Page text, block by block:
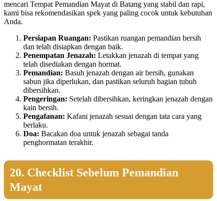
mencari Tempat Pemandian Mayat di Batang yang stabil dan rapi,
kami bisa rekomendasikan spek yang paling cocok untuk kebutuhan
Anda.
Persiapan Ruangan: Pastikan ruangan pemandian bersih
dan telah disiapkan dengan baik.
Penempatan Jenazah: Letakkan jenazah di tempat yang
telah disediakan dengan hormat.
Pemandian: Basuh jenazah dengan air bersih, gunakan
sabun jika diperlukan, dan pastikan seluruh bagian tubuh
dibersihkan.
Pengeringan: Setelah dibersihkan, keringkan jenazah dengan
kain bersih.
Pengafanan: Kafani jenazah sesuai dengan tata cara yang
berlaku.
Doa: Bacakan doa untuk jenazah sebagai tanda
penghormatan terakhir.
20. Checklist Sebelum Pemandian
Mayat